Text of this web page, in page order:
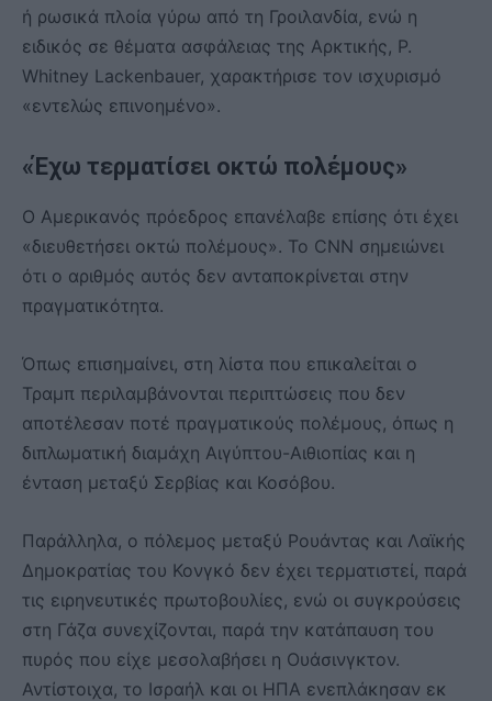
ή ρωσικά πλοία γύρω από τη Γροιλανδία, ενώ η
ειδικός σε θέματα ασφάλειας της Αρκτικής, P.
Whitney Lackenbauer, χαρακτήρισε τον ισχυρισμό
«εντελώς επινοημένο».
«Έχω τερματίσει οκτώ πολέμους»
Ο Αμερικανός πρόεδρος επανέλαβε επίσης ότι έχει
«διευθετήσει οκτώ πολέμους». Το CNN σημειώνει
ότι ο αριθμός αυτός δεν ανταποκρίνεται στην
πραγματικότητα.
Όπως επισημαίνει, στη λίστα που επικαλείται ο
Τραμπ περιλαμβάνονται περιπτώσεις που δεν
αποτέλεσαν ποτέ πραγματικούς πολέμους, όπως η
διπλωματική διαμάχη Αιγύπτου-Αιθιοπίας και η
ένταση μεταξύ Σερβίας και Κοσόβου.
Παράλληλα, ο πόλεμος μεταξύ Ρουάντας και Λαϊκής
Δημοκρατίας του Κονγκό δεν έχει τερματιστεί, παρά
τις ειρηνευτικές πρωτοβουλίες, ενώ οι συγκρούσεις
στη Γάζα συνεχίζονται, παρά την κατάπαυση του
πυρός που είχε μεσολαβήσει η Ουάσινγκτον.
Αντίστοιχα, το Ισραήλ και οι ΗΠΑ ενεπλάκησαν εκ